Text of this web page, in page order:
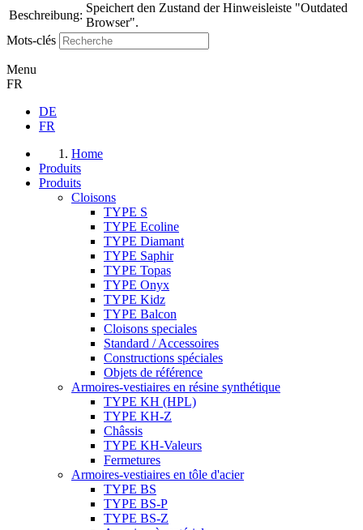
Beschreibung:
Speichert den Zustand der Hinweisleiste "Outdated
Browser".
Mots-clés
Menu
FR
DE
FR
Home
Produits
Produits
Cloisons
TYPE S
TYPE Ecoline
TYPE Diamant
TYPE Saphir
TYPE Topas
TYPE Onyx
TYPE Kidz
TYPE Balcon
Cloisons speciales
Standard / Accessoires
Constructions spéciales
Objets de référence
Armoires-vestiaires en résine synthétique
TYPE KH (HPL)
TYPE KH-Z
Châssis
TYPE KH-Valeurs
Fermetures
Armoires-vestiaires en tôle d'acier
TYPE BS
TYPE BS-P
TYPE BS-Z